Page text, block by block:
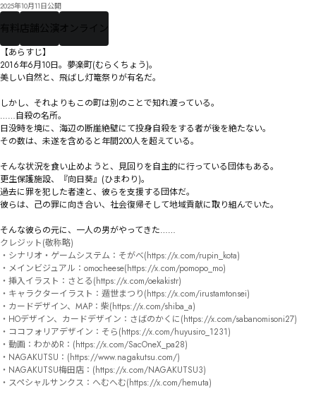
2025年10月11日公開
有料 店舗公演オンライン
【あらすじ】
2016年6月10日。夢楽町(むらくちょう)。
美しい自然と、飛ばし灯篭祭りが有名だ。
しかし、それよりもこの町は別のことで知れ渡っている。
……自殺の名所。
日没時を境に、海辺の断崖絶壁にて投身自殺をする者が後を絶たない。
その数は、未遂を含めると年間200人を超えている。
そんな状況を食い止めようと、見回りを自主的に行っている団体もある。
更生保護施設、『向日葵』(ひまわり)。
過去に罪を犯した者達と、彼らを支援する団体だ。
彼らは、己の罪に向き合い、社会復帰そして地域貢献に取り組んでいた。
クレジット(敬称略)
・シナリオ・ゲームシステム：そがべ(https://x.com/rupin_kota)
・メインビジュアル：omocheese(https://x.com/pomopo_mo)
・挿入イラスト：さとる(https://x.com/oekakistr)
・キャラクターイラスト：遁世まつり(https://x.com/irustamtonsei)
・カードデザイン、MAP：柴(https://x.com/shiba_a)
・HOデザイン、カードデザイン：さばのかくに(https://x.com/sabanomisoni27)
・ココフォリアデザイン：そら(https://x.com/huyusiro_1231)
・動画：わかめR：(https://x.com/SacOneX_pa28)
・NAGAKUTSU：(https://www.nagakutsu.com/)
・NAGAKUTSU梅田店：(https://x.com/NAGAKUTSU3)
・スペシャルサンクス：へむへむ(https://x.com/hemuta)